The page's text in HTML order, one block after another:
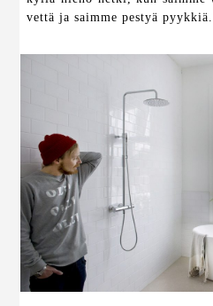
vettä ja saimme pestyä